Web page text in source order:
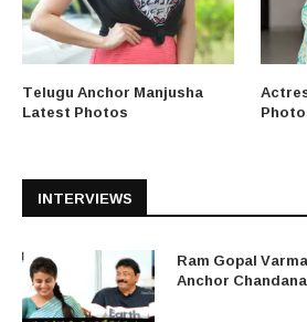
Telugu Anchor Manjusha
Latest Photos
INTERVIEWS
Ram Gopal
Anchor Chandana